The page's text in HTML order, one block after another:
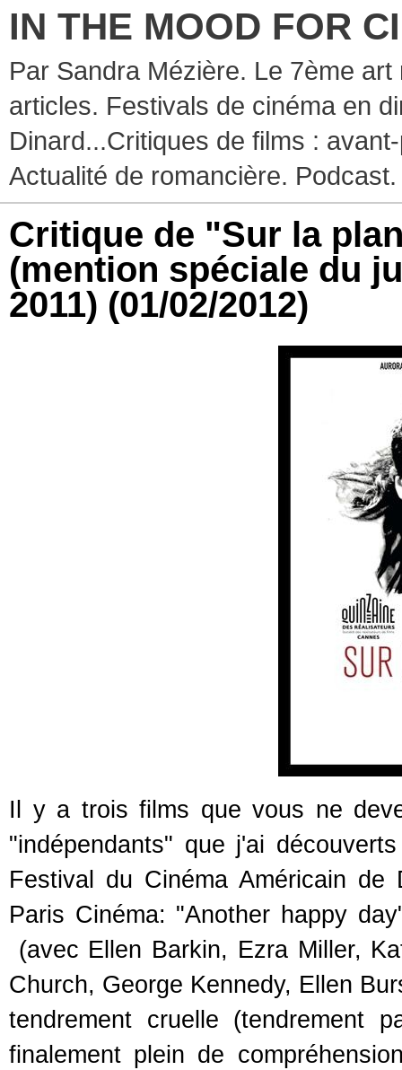
IN THE MOOD FOR
Par Sandra Mézière. Le 7ème
articles. Festivals de cinéma en
Dinard...Critiques de films :
Actualité de romancière. Podcast.
Critique de "Sur la
(mention spéciale du
2011) (01/02/2012)
Il y a trois films que vous ne
"indépendants" que j'ai
Festival du Cinéma Américain
Paris Cinéma: "Another happy
(avec Ellen Barkin, Ezra Miller,
Church, George Kennedy, Ellen
tendrement cruelle (tendrement
finalement plein de